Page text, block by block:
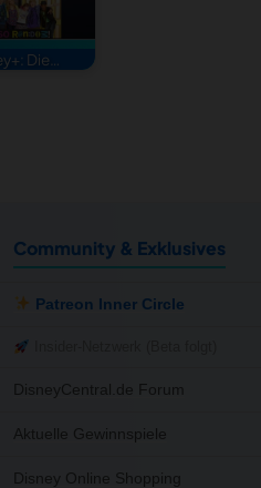
Die…
Community & Exklusives
Patreon Inner Circle
DisneyCentral.de Forum
Aktuelle Gewinnspiele
Disney Online Shopping